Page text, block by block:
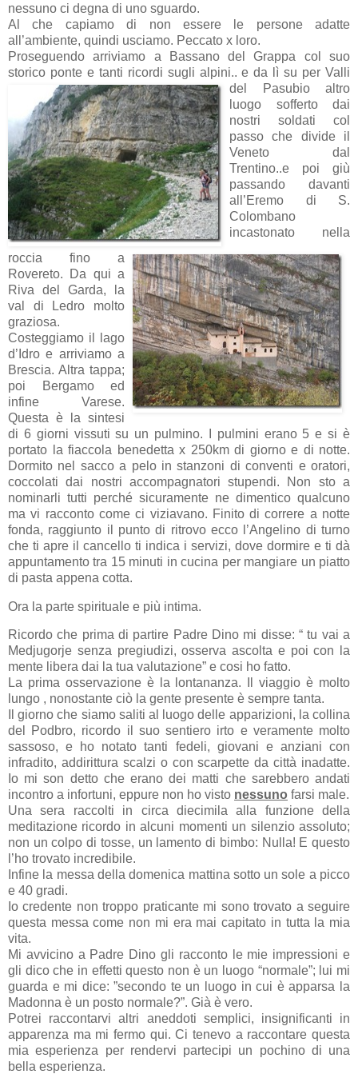
nessuno ci degna di uno sguardo.
Al che capiamo di non essere le persone adatte
all’ambiente, quindi usciamo. Peccato x loro.
Proseguendo arriviamo a Bassano del Grappa col suo
storico ponte e tanti ricordi sugli alpini.. e da lì su per Valli
del Pasubio altro
luogo sofferto dai
nostri soldati col
passo che divide il
Veneto dal
Trentino..e poi giù
passando davanti
all’Eremo di S.
Colombano
incastonato nella
roccia fino a
Rovereto. Da qui a
Riva del Garda, la
val di Ledro molto
graziosa.
Costeggiamo il lago
d’Idro e arriviamo a
Brescia. Altra tappa;
poi Bergamo ed
infine Varese.
Questa è la sintesi
di 6 giorni vissuti su un pulmino. I pulmini erano 5 e si è
portato la fiaccola benedetta x 250km di giorno e di notte.
Dormito nel sacco a pelo in stanzoni di conventi e oratori,
coccolati dai nostri accompagnatori stupendi. Non sto a
nominarli tutti perché sicuramente ne dimentico qualcuno
ma vi racconto come ci viziavano. Finito di correre a notte
fonda, raggiunto il punto di ritrovo ecco l’Angelino di turno
che ti apre il cancello ti indica i servizi, dove dormire e ti dà
appuntamento tra 15 minuti in cucina per mangiare un piatto
di pasta appena cotta.
Ora la parte spirituale e più intima.
Ricordo che prima di partire Padre Dino mi disse: “ tu vai a
Medjugorje senza pregiudizi, osserva ascolta e poi con la
mente libera dai la tua valutazione” e cosi ho fatto.
La prima osservazione è la lontananza. Il viaggio è molto
lungo , nonostante ciò la gente presente è sempre tanta.
Il giorno che siamo saliti al luogo delle apparizioni, la collina
del Podbro, ricordo il suo sentiero irto e veramente molto
sassoso, e ho notato tanti fedeli, giovani e anziani con
infradito, addirittura scalzi o con scarpette da città inadatte.
Io mi son detto che erano dei matti che sarebbero andati
incontro a infortuni, eppure non ho visto nessuno farsi male.
Una sera raccolti in circa diecimila alla funzione della
meditazione ricordo in alcuni momenti un silenzio assoluto;
non un colpo di tosse, un lamento di bimbo: Nulla! E questo
l’ho trovato incredibile.
Infine la messa della domenica mattina sotto un sole a picco
e 40 gradi.
Io credente non troppo praticante mi sono trovato a seguire
questa messa come non mi era mai capitato in tutta la mia
vita.
Mi avvicino a Padre Dino gli racconto le mie impressioni e
gli dico che in effetti questo non è un luogo “normale”; lui mi
guarda e mi dice: ”secondo te un luogo in cui è apparsa la
Madonna è un posto normale?”. Già è vero.
Potrei raccontarvi altri aneddoti semplici, insignificanti in
apparenza ma mi fermo qui. Ci tenevo a raccontare questa
mia esperienza per rendervi partecipi un pochino di una
bella esperienza.